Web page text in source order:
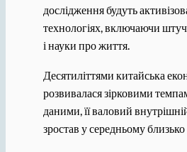
дослідження будуть
технологіях, включаючи
і науки про життя.
Десятиліттями китайська
розвивалася зірковими
даними, її валовий
зростав у середньому близько